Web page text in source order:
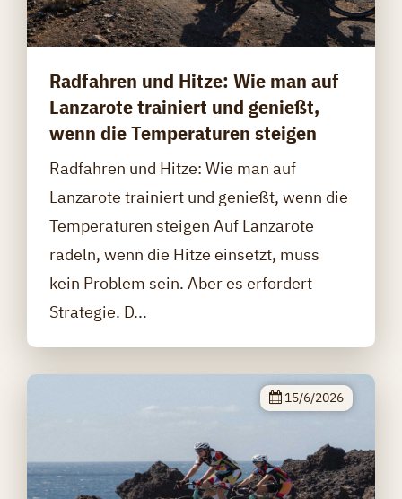
Radfahren und Hitze: Wie man auf
Lanzarote trainiert und genießt,
wenn die Temperaturen steigen
Radfahren und Hitze: Wie man auf
Lanzarote trainiert und genießt, wenn die
Temperaturen steigen Auf Lanzarote
radeln, wenn die Hitze einsetzt, muss
kein Problem sein. Aber es erfordert
Strategie. D...
15/6/2026